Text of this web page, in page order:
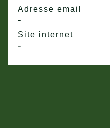
Adresse email
-
Site internet
-